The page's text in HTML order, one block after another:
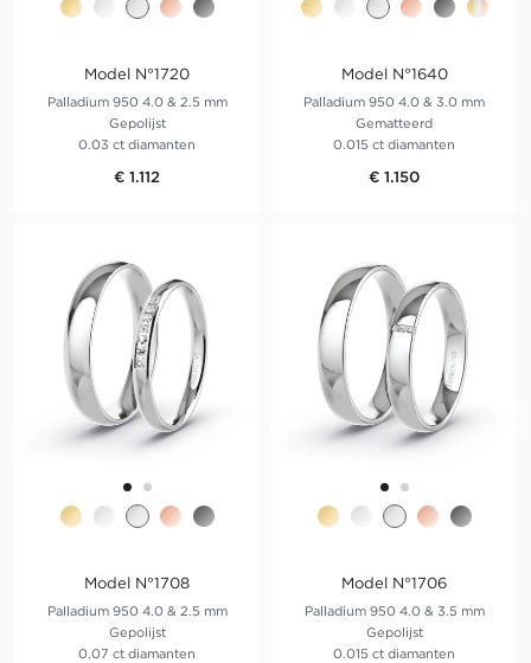
Model N°1720
Palladium 950 4.0 & 2.5 mm
Gepolijst
0.03 ct diamanten
€ 1.112
Model N°1640
Palladium 950 4.0 & 3.0 mm
Gematteerd
0.015 ct diamanten
€ 1.150
Model N°1708
Palladium 950 4.0 & 2.5 mm
Gepolijst
0.07 ct diamanten
Model N°1706
Palladium 950 4.0 & 3.5 mm
Gepolijst
0.015 ct diamanten